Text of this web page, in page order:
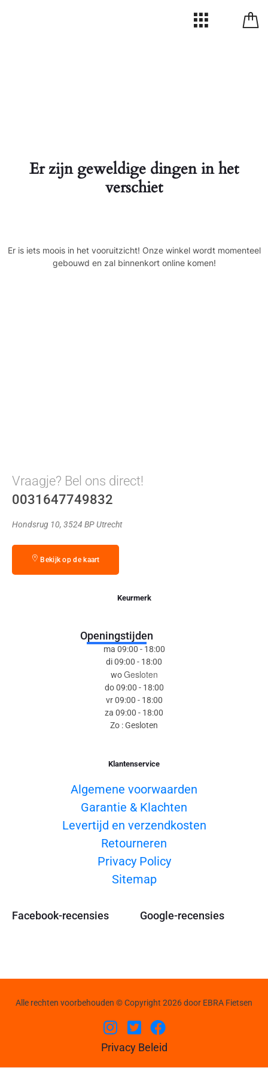
Er zijn geweldige dingen in het
verschiet
Er is iets moois in het vooruitzicht! Onze winkel wordt momenteel
gebouwd en zal binnenkort online komen!
Vraagje? Bel ons direct!
0031647749832
Hondsrug 10, 3524 BP Utrecht
Bekijk op de kaart
Keurmerk
Openingstijden
ma 09:00 - 18:00
di 09:00 - 18:00
woGesloten
do 09:00 - 18:00
vr 09:00 - 18:00
za 09:00 - 18:00
Zo : Gesloten
Klantenservice
Algemene voorwaarden
Garantie & Klachten
Levertijd en verzendkosten
Retourneren
Privacy Policy
Sitemap
Facebook-recensies Google-recensies
Alle rechten voorbehouden © Copyright 2026 door EBRA Fietsen
Privacy Beleid